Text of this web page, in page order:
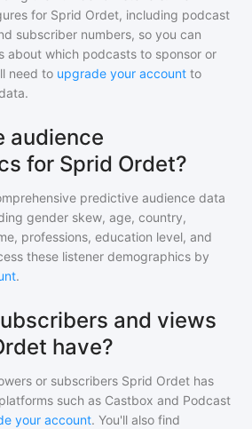
for Sprid Ordet, including podcast
subscriber numbers, so you can
about which podcasts to sponsor or
need to upgrade your account to
audience
for Sprid Ordet?
predictive audience data
gender skew, age, country,
professions, education level, and
these listener demographics by
.
and views
have?
or subscribers Sprid Ordet has
such as Castbox and Podcast
your account. You'll also find